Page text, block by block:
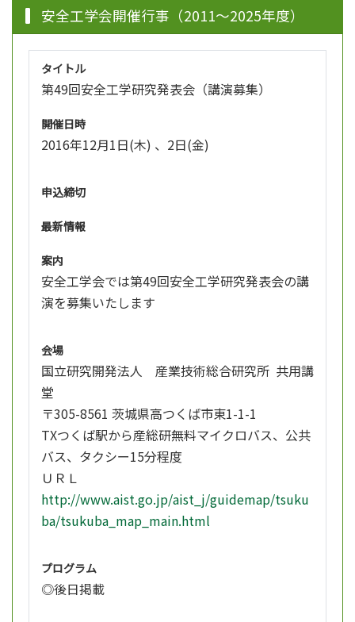
安全工学会開催行事（2011～2025年度）
タイトル
第49回安全工学研究発表会（講演募集）
開催日時
2016年12月1日(木) 、2日(金)
申込締切
最新情報
案内
安全工学会では第49回安全工学研究発表会の講
演を募集いたします
会場
国立研究開発法人 産業技術総合研究所 共用講
堂
〒305-8561 茨城県高つくば市東1-1-1
TXつくば駅から産総研無料マイクロバス、公共
バス、タクシー15分程度
ＵＲＬ
http://www.aist.go.jp/aist_j/guidemap/tsuku
ba/tsukuba_map_main.html
プログラム
◎後日掲載